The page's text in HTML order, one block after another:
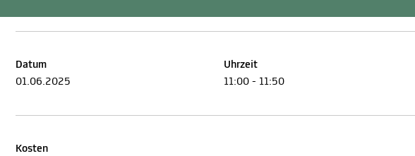
Datum
01.06.2025
Uhrzeit
11:00 - 11:50
Kosten